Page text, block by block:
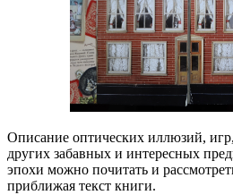
Описание оптических иллюзий,
других забавных и интересных
эпохи можно почитать и
приближая текст книги.